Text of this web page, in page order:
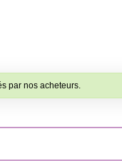
par nos acheteurs.